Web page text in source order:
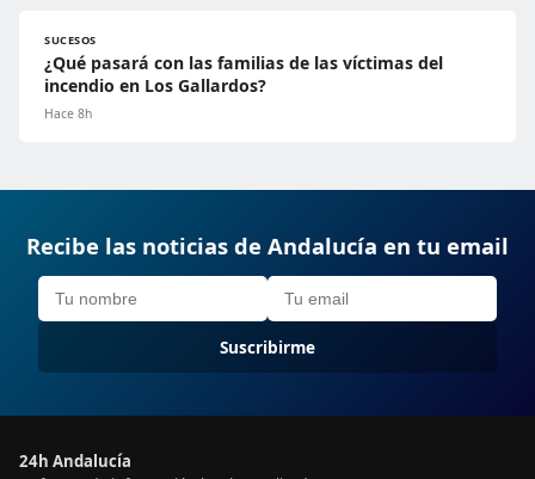
SUCESOS
¿Qué pasará con las familias de las víctimas del
incendio en Los Gallardos?
Hace 8h
Recibe las noticias de Andalucía en tu email
Suscribirme
24h Andalucía